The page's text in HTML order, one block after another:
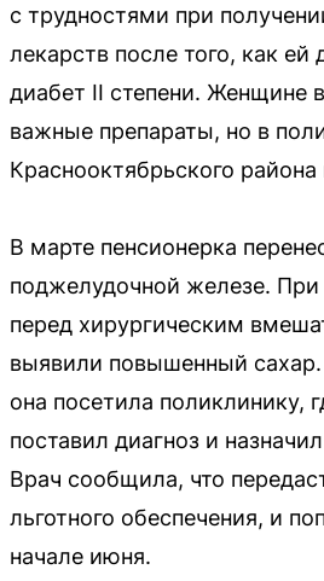
с трудностями при
лекарств после того, как ей
диабет II степени. Женщине
важные препараты, но в
Краснооктябрьского
В марте пенсионерка
поджелудочной железе. При
перед хирургическим
выявили повышенный
она посетила поликлинику,
поставил диагноз и
Врач сообщила, что
льготного обеспечения, и
начале июня.